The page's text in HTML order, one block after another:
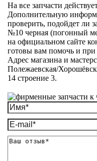
На все запчасти
Дополнительную
проверить, подойдет ли
№10 черная (погонный
на официальном сайте
готовы вам помочь и при
Адрес магазина и
Полежаевская/
14 строение 3.